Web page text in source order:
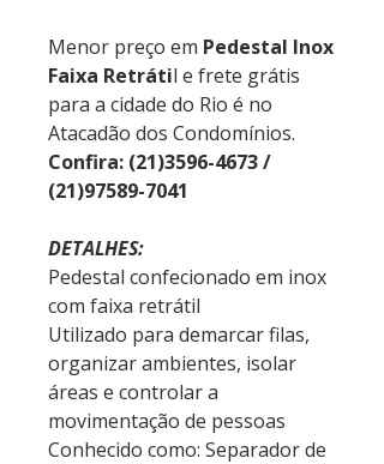
Menor preço em Pedestal Inox
Faixa Retrátil e frete grátis
para a cidade do Rio é no
Atacadão dos Condomínios.
Confira: (21)3596-4673 /
(21)97589-7041
DETALHES:
Pedestal confecionado em inox
com faixa retrátil
Utilizado para demarcar filas,
organizar ambientes, isolar
áreas e controlar a
movimentação de pessoas
Conhecido como: Separador de